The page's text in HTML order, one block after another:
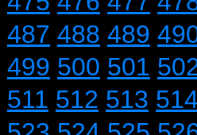
487 488 489
499 500 501
511 512 513